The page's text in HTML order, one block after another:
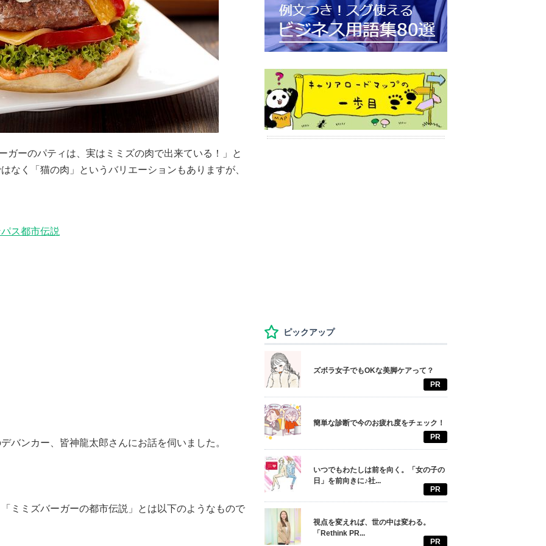
ガーのパティは、実はミミズの肉で出来ている！」と
なく「猫の肉」というバリエーションもありますが、
ス都市伝説
バンカー、皆神龍太郎さんにお話を伺いました。
ミミズバーガーの都市伝説」とは以下のようなもので
ピックアップ
ズボラ女子でもOKな美脚ケアって？
PR
簡単な診断で今のお疲れ度をチェック！
PR
いつでもわたしは前を向く。「女の子の
日」を前向きに♪社...
PR
視点を変えれば、世の中は変わる。
「Rethink PR...
PR